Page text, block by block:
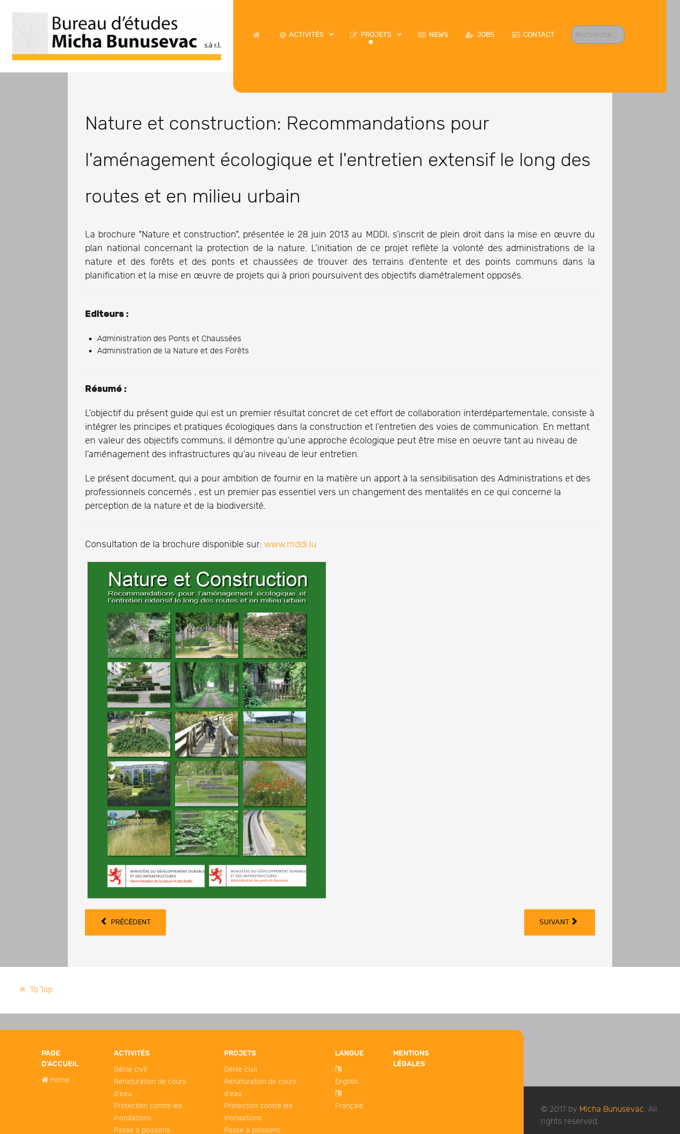
ACTIVITÉS PROJETS NEWS JOBS CONTACT
R
E
C
R
Nature et construction: Recommandations pour
l'aménagement écologique et l'entretien extensif le long des
routes et en milieu urbain
La brochure "Nature et construction", présentée le 28 juin 2013 au MDDI, s’inscrit de plein droit dans la mise en œuvre du
plan national concernant la protection de la nature. L’initiation de ce projet reflète la volonté des administrations de la
nature et des forêts et des ponts et chaussées de trouver des terrains d’entente et des points communs dans la
planification et la mise en œuvre de projets qui à priori poursuivent des objectifs diamétralement opposés.
Editeurs :
Administration des Ponts et Chaussées
Administration de la Nature et des Forêts
Résumé :
L’objectif du présent guide qui est un premier résultat concret de cet effort de collaboration interdépartementale, consiste à
intégrer les principes et pratiques écologiques dans la construction et l’entretien des voies de communication. En mettant
en valeur des objectifs communs, il démontre qu’une approche écologique peut être mise en oeuvre tant au niveau de
l’aménagement des infrastructures qu’au niveau de leur entretien.
Le présent document, qui a pour ambition de fournir en la matière un apport à la sensibilisation des Administrations et des
professionnels concernés , est un premier pas essentiel vers un changement des mentalités en ce qui concerne la
perception de la nature et de la biodiversité.
Consultation de la brochure disponible sur:www.mddi.lu
PRÉCÉDENT SUIVANT
To Top
PAGE
D'ACCUEIL
Home
ACTIVITÉS
Génie civil
Renaturation de cours
d'eau
Protection contre les
inondations
Passe à poissons
PROJETS
Génie civil
Renaturation de cours
d'eau
Protection contre les
inondations
Passe à poissons
LANGUE
English
Français
MENTIONS
LÉGALES
© 2017 by Micha Bunusevac. All
rights reserved.